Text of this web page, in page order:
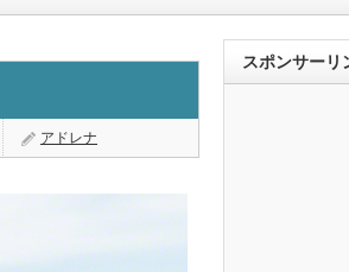
アドレナ
スポンサーリ